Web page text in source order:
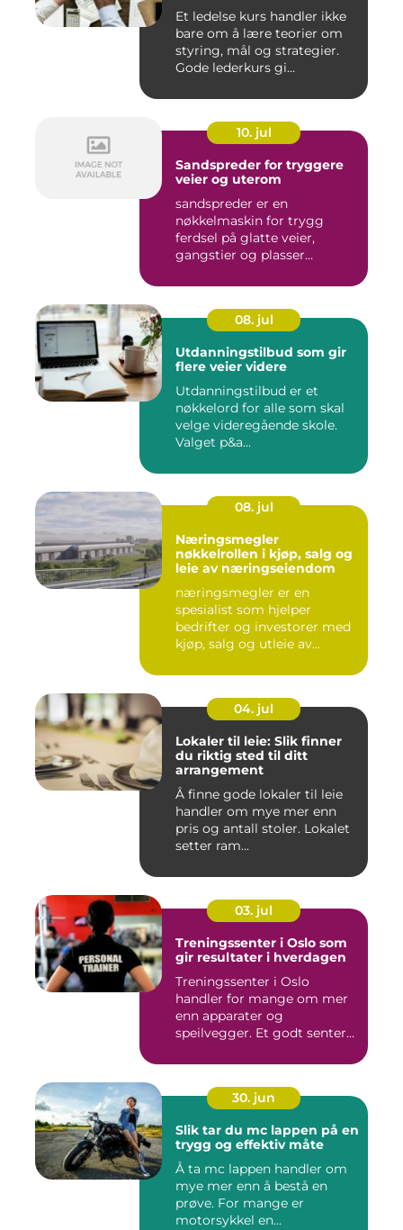
Et ledelse kurs handler ikke
bare om å lære teorier om
styring, mål og strategier.
Gode lederkurs gi...
10. jul
Sandspreder for tryggere
veier og uterom
sandspreder er en
nøkkelmaskin for trygg
ferdsel på glatte veier,
gangstier og plasser
08. jul
Utdanningstilbud som gir
flere veier videre
Utdanningstilbud er et
nøkkelord for alle som skal
velge videregående skole.
Valget p&a...
08. jul
Næringsmegler
nøkkelrollen i kjøp, salg og
leie av næringseiendom
næringsmegler er en
spesialist som hjelper
bedrifter og investorer med
kjøp, salg og utleie av
04. jul
Lokaler til leie: Slik finner
du riktig sted til ditt
arrangement
Å finne gode lokaler til leie
handler om mye mer enn
pris og antall stoler. Lokalet
setter ram...
03. jul
Treningssenter i Oslo som
gir resultater i hverdagen
Treningssenter i Oslo
handler for mange om mer
enn apparater og
speilvegger. Et godt senter
30. jun
Slik tar du mc lappen på en
trygg og effektiv måte
Å ta mc lappen handler om
mye mer enn å bestå en
prøve. For mange er
motorsykkel en